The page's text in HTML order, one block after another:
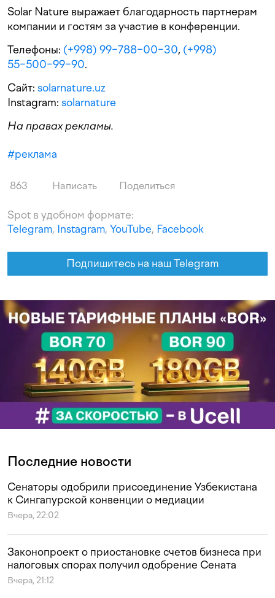
Solar Nature выражает благодарность партнерам
компании и гостям за участие в конференции.
Телефоны: (+998) 99−788−00−30, (+998)
55−500−99−90.
Сайт: solarnature.uz
Instagram: solarnature
На правах рекламы.
#реклама
863 Написать Поделиться
Spot в удобном формате:
Telegram, Instagram, YouTube, Facebook
Подпишитесь на наш Telegram
Последние новости
Сенаторы одобрили присоединение Узбекистана
к Сингапурской конвенции о медиации
Вчера, 22:02
Законопроект о приостановке счетов бизнеса при
налоговых спорах получил одобрение Сената
Вчера, 21:12